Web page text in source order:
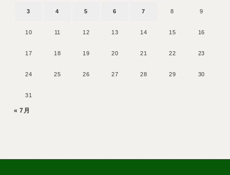
3 4 5 6 7 8 9
10 11 12 13 14 15 16
17 18 19 20 21 22 23
24 25 26 27 28 29 30
31
« 7月